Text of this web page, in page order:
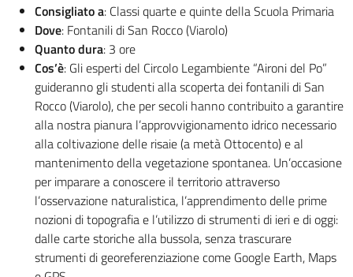
Consigliato a: Classi quarte e quinte della Scuola Primaria
Dove: Fontanili di San Rocco (Viarolo)
Quanto dura: 3 ore
Cos’è: Gli esperti del Circolo Legambiente “Aironi del Po”
guideranno gli studenti alla scoperta dei fontanili di San
Rocco (Viarolo), che per secoli hanno contribuito a garantire
alla nostra pianura l’approvvigionamento idrico necessario
alla coltivazione delle risaie (a metà Ottocento) e al
mantenimento della vegetazione spontanea. Un’occasione
per imparare a conoscere il territorio attraverso
l’osservazione naturalistica, l’apprendimento delle prime
nozioni di topografia e l’utilizzo di strumenti di ieri e di oggi:
dalle carte storiche alla bussola, senza trascurare
strumenti di georeferenziazione come Google Earth, Maps